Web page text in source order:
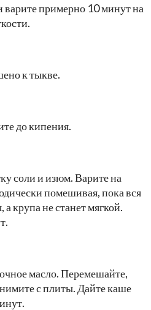
варите примерно 10 минут на
к тыкве.
до кипения.
соли и изюм. Варите на
помешивая, пока вся
а крупа не станет мягкой.
масло. Перемешайте,
с плиты. Дайте каше